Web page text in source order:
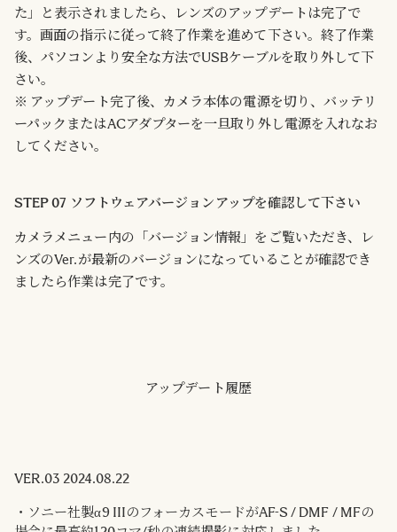
た」と表示されましたら、レンズのアップデートは完了で
す。画面の指示に従って終了作業を進めて下さい。終了作業
後、パソコンより安全な方法でUSBケーブルを取り外して下
さい。
※ アップデート完了後、カメラ本体の電源を切り、バッテリ
ーパックまたはACアダプターを一旦取り外し電源を入れなお
してください。
STEP 07 ソフトウェアバージョンアップを確認して下さい
カメラメニュー内の「バージョン情報」をご覧いただき、レ
ンズのVer.が最新のバージョンになっていることが確認でき
ましたら作業は完了です。
アップデート履歴
VER.03 2024.08.22
・ソニー社製α9 IIIのフォーカスモードがAF-S / DMF / MFの